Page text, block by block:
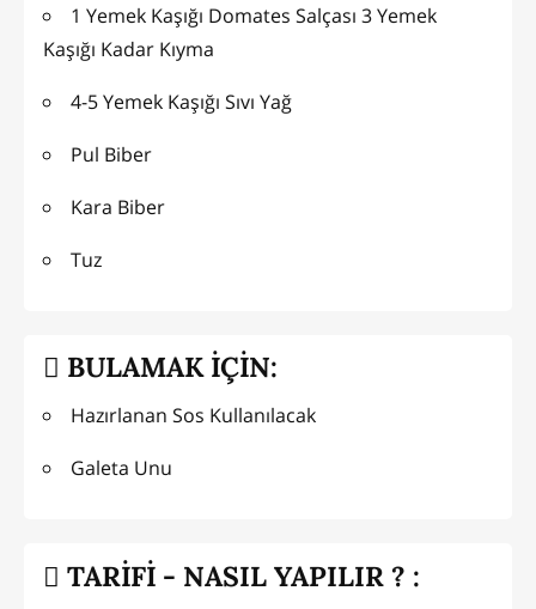
1 Yemek Kaşığı Domates Salçası 3 Yemek
Kaşığı Kadar Kıyma
4-5 Yemek Kaşığı Sıvı Yağ
Pul Biber
Kara Biber
Tuz
BULAMAK İÇİN:
Hazırlanan Sos Kullanılacak
Galeta Unu
TARİFİ - NASIL YAPILIR ? :